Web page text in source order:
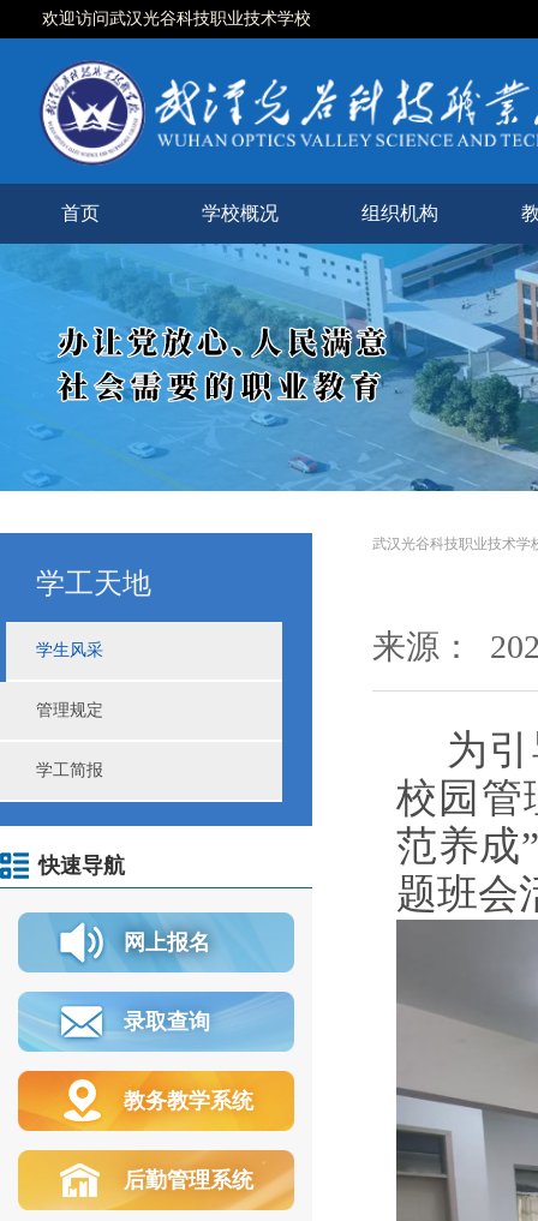
欢迎访问武汉光谷科技职业技术学校
首页 学校概况
现任领导
校徽校训
校园风光
组织机构
学工天地
学生风采
管理规定
学工简报
快速导航
网上报名
录取查询
教务教学系统
后勤管理系统
武汉光谷科技职业技术学
来源：
为
校园管
范养成
题班会